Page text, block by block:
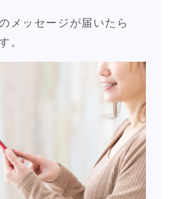
メッセージが届いたら
。